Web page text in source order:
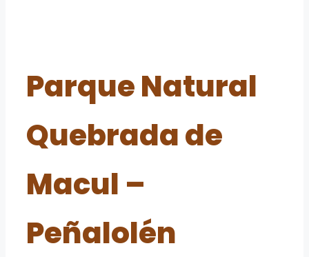
Parque Natural
Quebrada de
Macul –
Peñalolén